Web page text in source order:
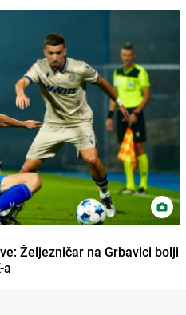
Željezničar na Grbavici bolji
a